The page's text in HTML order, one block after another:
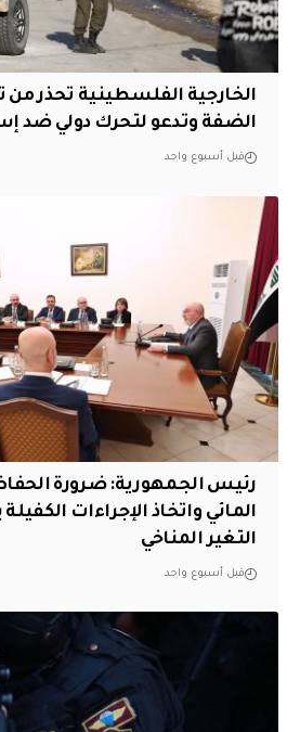
الخارجية الفلسطينية تحذر من
الضفة وتدعو لتحرك دولي ضد
قبل أسبوع واحد
رئيس الجمهورية: ضرورة
المائي واتخاذ الإجراءات
التغير المناخي
قبل أسبوع واحد